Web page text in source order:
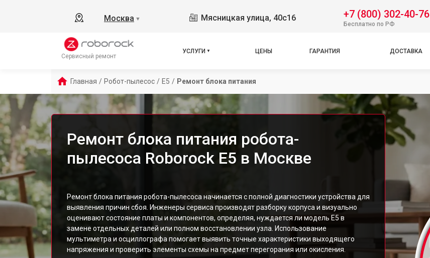
Москва ▼ Мясницкая улица, 40с16 +7 (800) 302-40-76
Бесплатно по РФ
Сервисный ремонт
УСЛУГИ ЦЕНЫ ГАРАНТИЯ ДОСТАВКА
Главная / Робот-пылесос / E5 / Ремонт блока питания
Ремонт блока питания робота-
пылесоса Roborock E5 в Москве
Ремонт блока питания робота-пылесоса начинается с полной диагностики устройства для
выявления причин сбоя. Инженеры сервиса производят разборку корпуса и визуально
оценивают состояние платы и компонентов, определяя, нуждается ли модель E5 в
замене отдельных деталей или полном восстановлении узла. Использование
мультиметра и осциллографа помогает выявить точные характеристики выходящего
напряжения и проверить элементы схемы на предмет перегорания или окисления.